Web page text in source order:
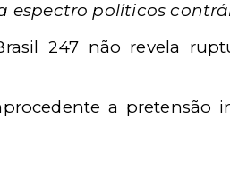
políticos
247 não revela
a pretensão